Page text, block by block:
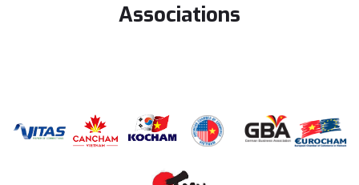
Associations